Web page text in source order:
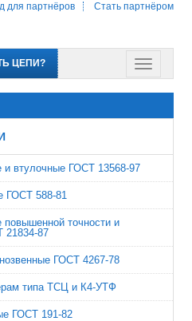
для партнёров Стать партнёром
ЦЕПИ?
и втулочные ГОСТ 13568-97
ГОСТ 588-81
точности и
21834-87
ГОСТ 4267-78
типа ТСЦ и К4-УТФ
ГОСТ 191-82